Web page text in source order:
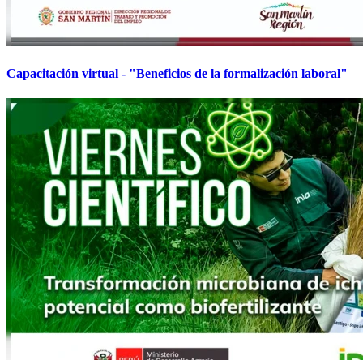
Capacitación virtual - "Beneficios de la formalización laboral"